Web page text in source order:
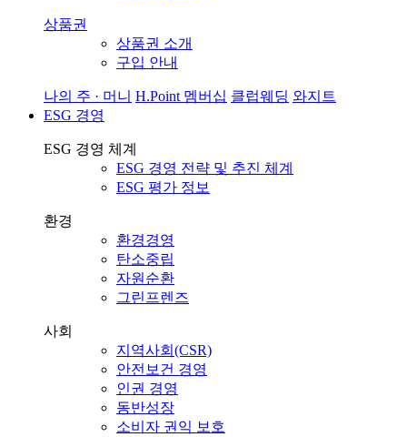
상품권
상품권 소개
구입 안내
나의 주 · 머니 H.Point 멤버십 클럽웨딩 와지트
ESG 경영
ESG 경영 체계
ESG 경영 전략 및 추진 체계
ESG 평가 정보
환경
환경경영
탄소중립
자원순환
그린프렌즈
사회
지역사회(CSR)
안전보건 경영
인권 경영
동반성장
소비자 권익 보호